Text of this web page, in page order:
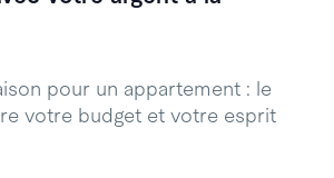
pour un appartement : le
votre budget et votre esprit